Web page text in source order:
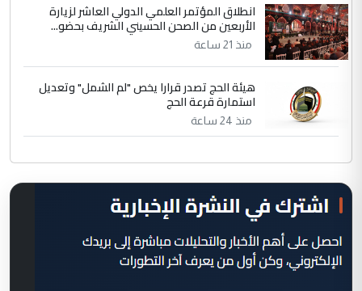
انطلاق المؤتمر العلمي الدولي العاشر لزيارة
الأربعين من الصحن الحسيني الشريف بحضو...
منذ 21 ساعة
هيئة الحج تصدر قرارا يخص "لم الشمل" وتعديل
استمارة قرعة الحج
منذ 24 ساعة